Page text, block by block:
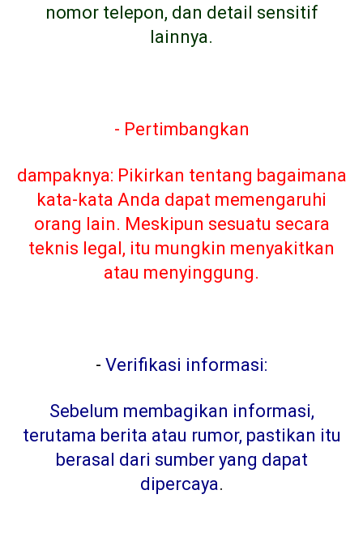
nomor telepon, dan detail sensitif
lainnya.
- Pertimbangkan
dampaknya: Pikirkan tentang bagaimana
kata-kata Anda dapat memengaruhi
orang lain. Meskipun sesuatu secara
teknis legal, itu mungkin menyakitkan
atau menyinggung.
- Verifikasi informasi:
Sebelum membagikan informasi,
terutama berita atau rumor, pastikan itu
berasal dari sumber yang dapat
dipercaya.